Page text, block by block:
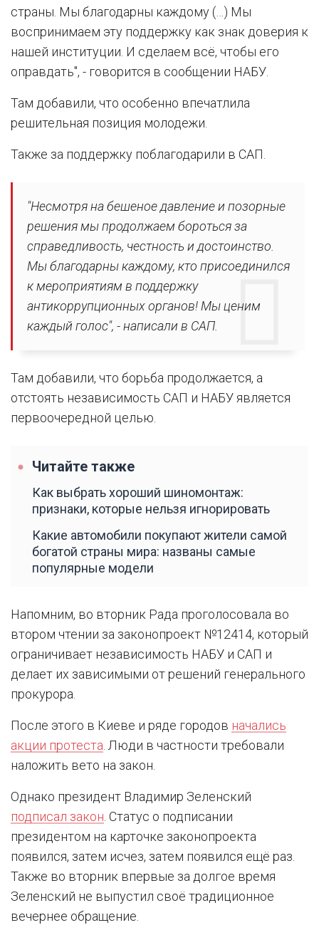
страны. Мы благодарны каждому (…) Мы
воспринимаем эту поддержку как знак доверия к
нашей институции. И сделаем всё, чтобы его
оправдать", - говорится в сообщении НАБУ.
Там добавили, что особенно впечатлила
решительная позиция молодежи.
Также за поддержку поблагодарили в САП.
"Несмотря на бешеное давление и позорные
решения мы продолжаем бороться за
справедливость, честность и достоинство.
Мы благодарны каждому, кто присоединился
к мероприятиям в поддержку
антикоррупционных органов! Мы ценим
каждый голос", - написали в САП.
Там добавили, что борьба продолжается, а
отстоять независимость САП и НАБУ является
первоочередной целью.
Читайте также
Как выбрать хороший шиномонтаж:
признаки, которые нельзя игнорировать
Какие автомобили покупают жители самой
богатой страны мира: названы самые
популярные модели
Напомним, во вторник Рада проголосовала во
втором чтении за законопроект №12414, который
ограничивает независимость НАБУ и САП и
делает их зависимыми от решений генерального
прокурора.
После этого в Киеве и ряде городов начались
акции протеста . Люди в частности требовали
наложить вето на закон.
Однако президент Владимир Зеленский
подписал закон . Статус о подписании
президентом на карточке законопроекта
появился, затем исчез, затем появился ещё раз.
Также во вторник впервые за долгое время
Зеленский не выпустил своё традиционное
вечернее обращение.